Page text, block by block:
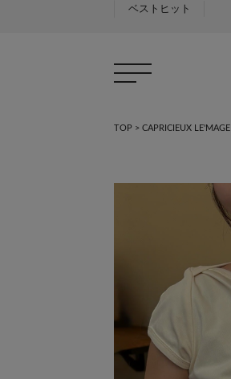
ベストヒット
TOP > CAPRICIEUX LE'MAGE